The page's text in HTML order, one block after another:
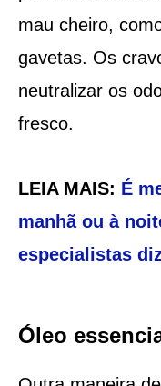
mau cheiro,
gavetas. Os
neutralizar os
fresco.
LEIA MAIS: É
manhã ou à
especialistas
Óleo